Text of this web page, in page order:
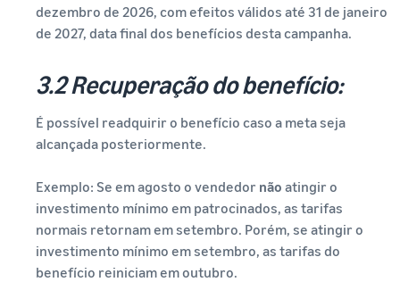
dezembro de 2026, com efeitos válidos até 31 de janeiro
de 2027, data final dos benefícios desta campanha.
3.2 Recuperação do benefício:
É possível readquirir o benefício caso a meta seja
alcançada posteriormente.
Exemplo: Se em agosto o vendedor não atingir o
investimento mínimo em patrocinados, as tarifas
normais retornam em setembro. Porém, se atingir o
investimento mínimo em setembro, as tarifas do
benefício reiniciam em outubro.